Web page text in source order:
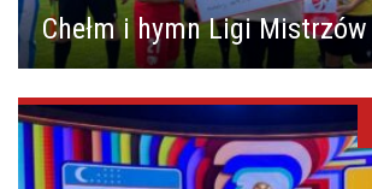
Chełm i hymn Ligi Mistrzów